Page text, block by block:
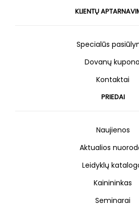
KLIENTŲ
Specialūs
Dovanų
Kontaktai
PRIEDAI
Naujienos
Aktualios
Leidyklų
Kainininkas
Seminarai